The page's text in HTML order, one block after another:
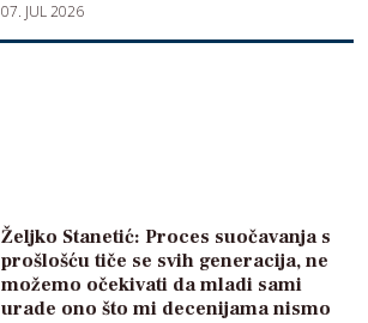
07. JUL 2026
Željko Stanetić: Proces suočavanja s
prošlošću tiče se svih generacija, ne
možemo očekivati da mladi sami
urade ono što mi decenijama nismo